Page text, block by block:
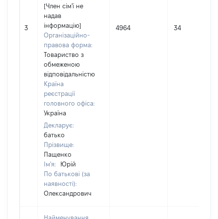
3
[Член сім'ї не
надав
інформацію]
Організаційно-
правова форма:
Товариство з
обмеженою
відповідальністю
Країна
реєстрації
головного офіса:
Україна
Декларує:
батько
Прізвище:
Пащенко
Ім'я:
Юрій
По батькові (за
наявності):
Олександрович
4964 34
Найменування